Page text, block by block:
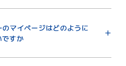
リア外はセットのお申し込みはいただ
さまセンター（0570-002211）
込み時に設定頂きましたお客さ
マイページはどのように
ですか
ジ ログイン画面」をクリックい